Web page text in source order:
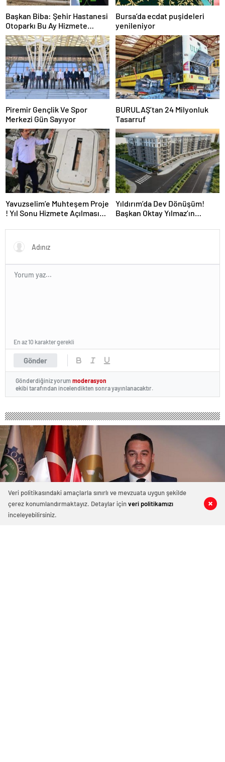
0 0
Başkan Biba: Şehir Hastanesi
Otoparkı Bu Ay Hizmete
Açılacak
Bursa’da ecdat puşideleri
yenileniyor
Piremir Gençlik Ve Spor
Merkezi Gün Sayıyor
BURULAŞ’tan 24 Milyonluk
Tasarruf
Yavuzselim’e Muhteşem Proje
! Yıl Sonu Hizmete Açılması
Yıldırım’da Dev Dönüşüm!
Başkan Oktay Yılmaz’ın
Hızına Yetişilemiyor!
Gönder
En az 10 karakter gerekli
Gönderdiğiniz yorum moderasyon
ekibi tarafından incelendikten sonra yayınlanacaktır.
0 0
Veri politikasındaki amaçlarla sınırlı ve mevzuata uygun şekilde
çerez konumlandırmaktayız. Detaylar içinveri politikamızı
inceleyebilirsiniz.